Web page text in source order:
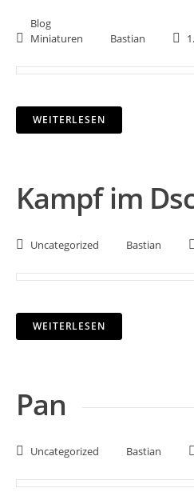
Blog
Miniaturen
Bastian
WEITERLESEN
Kampf im
Uncategorized Bastian
WEITERLESEN
Pan
Uncategorized Bastian